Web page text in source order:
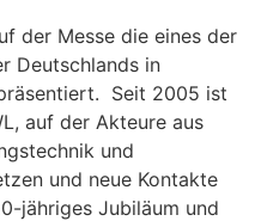
der Messe die eines der
Deutschlands in
Seit 2005 ist
auf der Akteure aus
und
und neue Kontakte
jähriges Jubiläum und